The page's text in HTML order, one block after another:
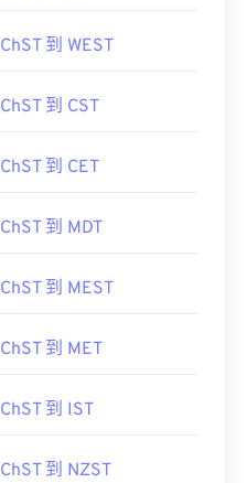
ChST 到 WEST
ChST 到 CST
ChST 到 CET
ChST 到 MDT
ChST 到 MEST
ChST 到 MET
ChST 到 IST
ChST 到 NZST